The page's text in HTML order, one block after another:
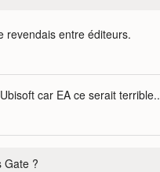
revendais entre éditeurs.
car EA ce serait terrible..
Gate ?